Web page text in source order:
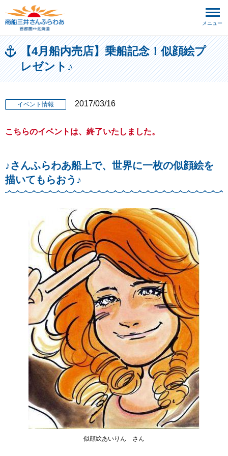
メニュー
【4月船内売店】乗船記念！似顔絵プ
レゼント♪
イベント情報 2017/03/16
こちらのイベントは、終了いたしました。
♪さんふらわあ船上で、世界に一枚の似顔絵を
描いてもらおう♪
似顔絵あいりん さん